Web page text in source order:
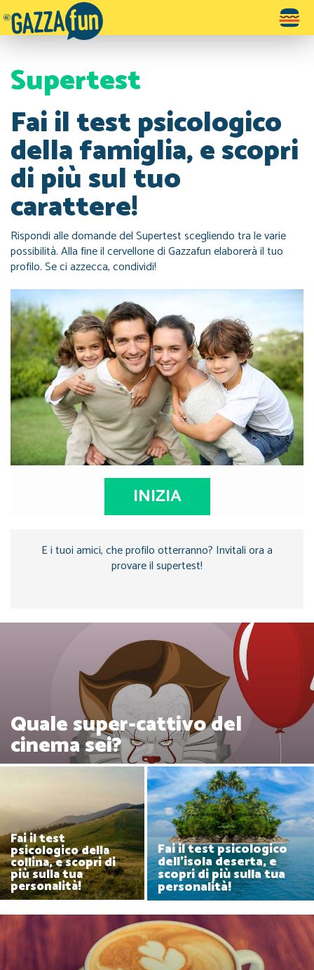
Toggle
Supertest
Fai il test psicologico
della famiglia, e scopri
di più sul tuo
carattere!
Rispondi alle domande del Supertest scegliendo tra le varie
possibilità. Alla fine il cervellone di Gazzafun elaborerà il tuo
profilo. Se ci azzecca, condividi!
INIZIA
E i tuoi amici, che profilo otterranno? Invitali ora a
provare il supertest!
Quale super-cattivo del
cinema sei?
Fai il test
psicologico della
collina, e scopri di
più sulla tua
personalità!
Fai il test psicologico
dell'isola deserta, e
scopri di più sulla tua
personalità!